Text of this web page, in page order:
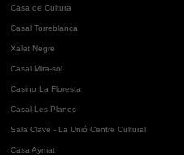
Casa de Cultura
Casal Torreblanca
Xalet Negre
Casal Mira-sol
Casino La Floresta
Casal Les Planes
Sala Clavé - La Unió Centre Cultural
Casa Aymat